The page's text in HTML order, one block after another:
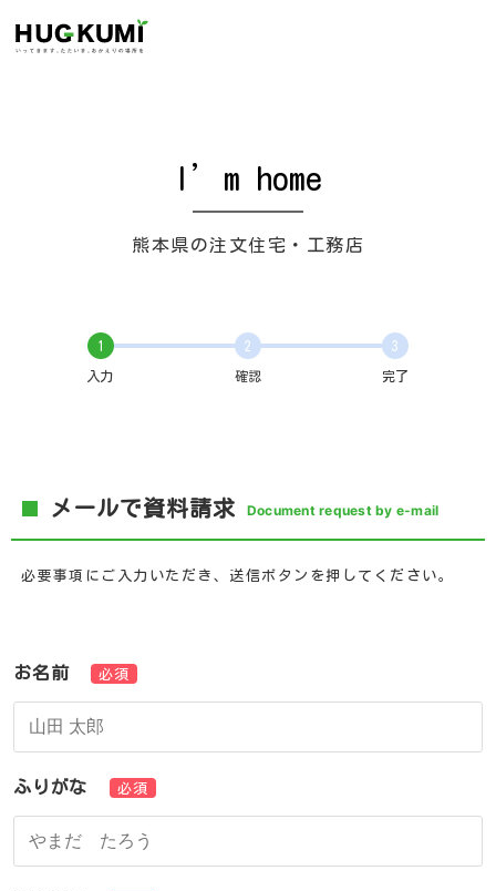
I’m home
熊本県の注文住宅・工務店
1
入力
2
確認
3
完了
メールで資料請求 Document request by e-mail
必要事項にご入力いただき、送信ボタンを押してください。
お名前 必須
ふりがな 必須